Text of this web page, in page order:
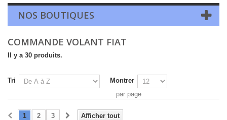
NOS BOUTIQUES
COMMANDE VOLANT FIAT
Il y a 30 produits.
Tri
Montrer
par page
Afficher tout
1 2 3